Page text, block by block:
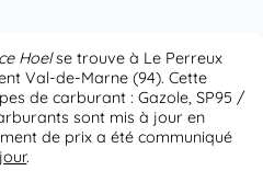
Hoelse trouve à Le Perreux
Val-de-Marne (94). Cette
de carburant : Gazole, SP95 /
sont mis à jour en
de prix a été communiqué
.